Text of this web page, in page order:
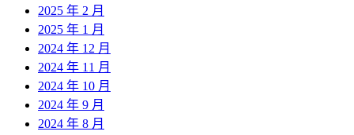
2025 年 2 月
2025 年 1 月
2024 年 12 月
2024 年 11 月
2024 年 10 月
2024 年 9 月
2024 年 8 月